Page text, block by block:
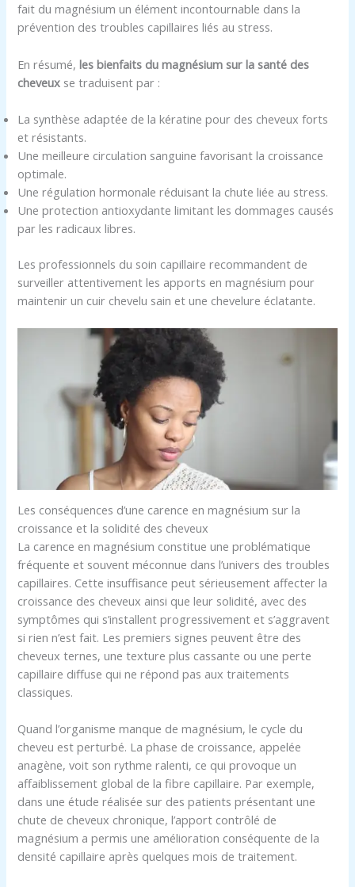
fait du magnésium un élément incontournable dans la
prévention des troubles capillaires liés au stress.
En résumé,les bienfaits du magnésium sur la santé des
cheveux se traduisent par :
La synthèse adaptée de la kératine pour des cheveux forts
et résistants.
Une meilleure circulation sanguine favorisant la croissance
optimale.
Une régulation hormonale réduisant la chute liée au stress.
Une protection antioxydante limitant les dommages causés
par les radicaux libres.
Les professionnels du soin capillaire recommandent de
surveiller attentivement les apports en magnésium pour
maintenir un cuir chevelu sain et une chevelure éclatante.
Les conséquences d’une carence en magnésium sur la
croissance et la solidité des cheveux
La carence en magnésium constitue une problématique
fréquente et souvent méconnue dans l’univers des troubles
capillaires. Cette insuffisance peut sérieusement affecter la
croissance des cheveux ainsi que leur solidité, avec des
symptômes qui s’installent progressivement et s’aggravent
si rien n’est fait. Les premiers signes peuvent être des
cheveux ternes, une texture plus cassante ou une perte
capillaire diffuse qui ne répond pas aux traitements
classiques.
Quand l’organisme manque de magnésium, le cycle du
cheveu est perturbé. La phase de croissance, appelée
anagène, voit son rythme ralenti, ce qui provoque un
affaiblissement global de la fibre capillaire. Par exemple,
dans une étude réalisée sur des patients présentant une
chute de cheveux chronique, l’apport contrôlé de
magnésium a permis une amélioration conséquente de la
densité capillaire après quelques mois de traitement.